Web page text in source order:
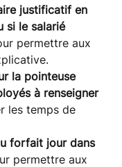
justificatif en
si le salarié
permettre aux
la pointeuse
à renseigner
les temps de
forfait jour dans
permettre aux